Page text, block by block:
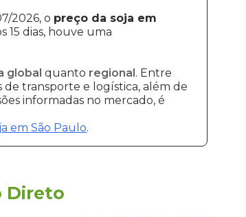
2026, o preço da soja em
15 dias, houve uma
global quanto regional. Entre
de transporte e logística, além de
informadas no mercado, é
em São Paulo.
Direto